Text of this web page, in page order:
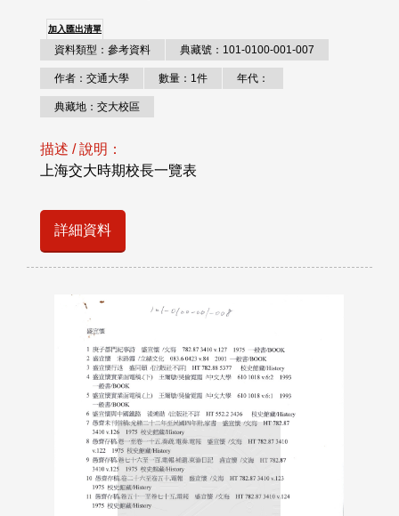
加入匯出清單
資料類型：參考資料 典藏號：101-0100-001-007
作者：交通大學 數量：1件 年代：
典藏地：交大校區
描述 / 說明：
上海交大時期校長一覽表
詳細資料